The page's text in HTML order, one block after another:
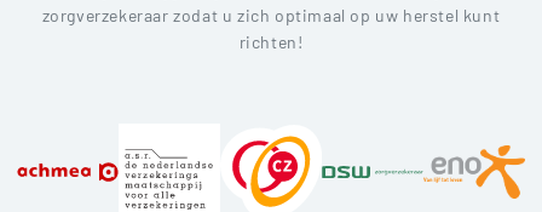
zorgverzekeraar zodat u zich optimaal op uw herstel kunt
richten!